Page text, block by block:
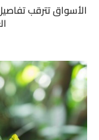
الأسواق تترقب